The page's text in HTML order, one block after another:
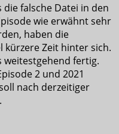
die falsche Datei in den
wie erwähnt sehr
haben die
kürzere Zeit hinter sich.
weitestgehend fertig.
2 und 2021
nach derzeitiger